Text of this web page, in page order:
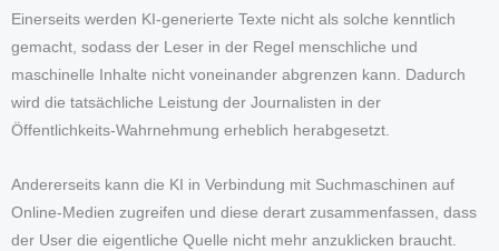
Einerseits werden KI-generierte Texte nicht als solche kenntlich
gemacht, sodass der Leser in der Regel menschliche und
maschinelle Inhalte nicht voneinander abgrenzen kann. Dadurch
wird die tatsächliche Leistung der Journalisten in der
Öffentlichkeits-Wahrnehmung erheblich herabgesetzt.
Andererseits kann die KI in Verbindung mit Suchmaschinen auf
Online-Medien zugreifen und diese derart zusammenfassen, dass
der User die eigentliche Quelle nicht mehr anzuklicken braucht.